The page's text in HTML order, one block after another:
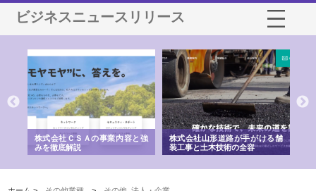
ビジネスニュースリリース
株式会社ＣＳＡの事業内容と強
みを徹底解説
株式会社山形道路が手がける舗
装工事と土木技術の全容